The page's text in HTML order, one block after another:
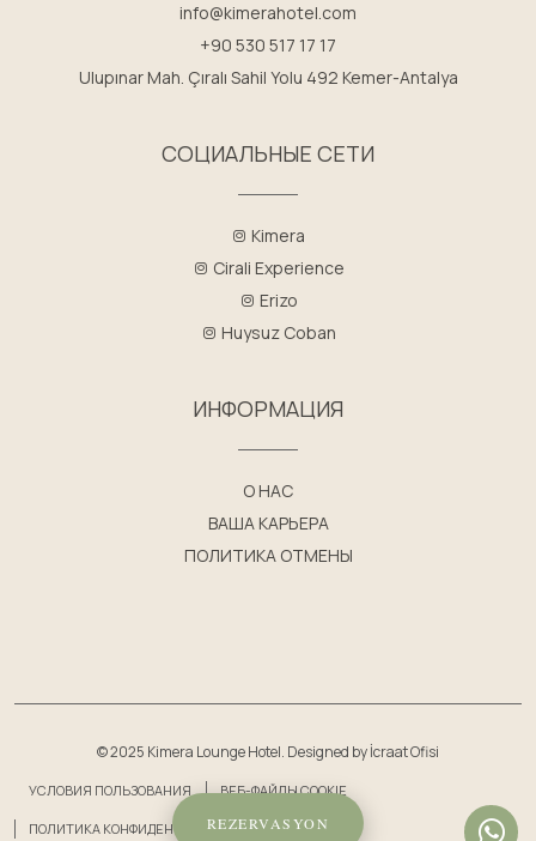
REZERVASYON
info@kimerahotel.com
+90 530 517 17 17
Ulupınar Mah. Çıralı Sahil Yolu 492 Kemer-Antalya
СОЦИАЛЬНЫЕ СЕТИ
Kimera
Cirali Experience
Erizo
Huysuz Coban
ИНФОРМАЦИЯ
О НАС
ВАША КАРЬЕРА
ПОЛИТИКА ОТМЕНЫ
© 2025 Kimera Lounge Hotel. Designed byİcraat Ofisi
УСЛОВИЯ ПОЛЬЗОВАНИЯ ВЕБ-ФАЙЛЫ COOKIE
ПОЛИТИКА КОНФИДЕНЦИАЛЬНОСТИ